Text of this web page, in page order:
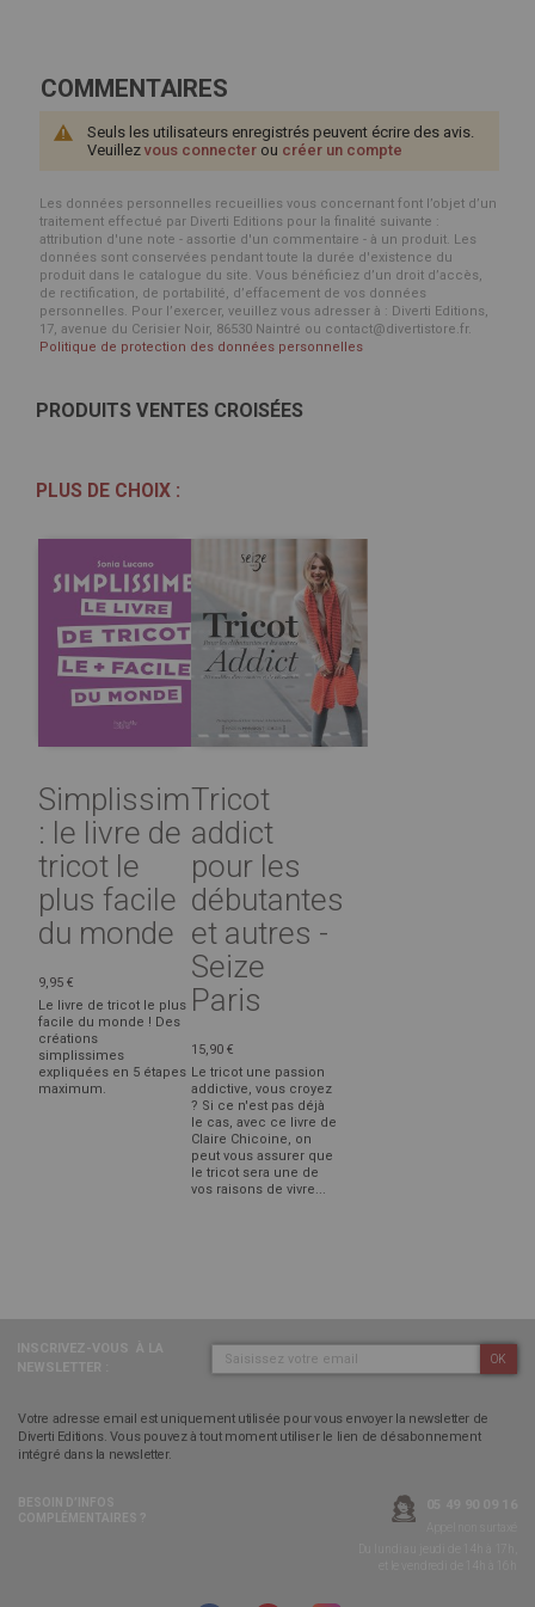
COMMENTAIRES
Seuls les utilisateurs enregistrés peuvent écrire des avis.
Veuillez vous connecter ou créer un compte
Les données personnelles recueillies vous concernant font l’objet d’un
traitement effectué par Diverti Editions pour la finalité suivante :
attribution d'une note - assortie d'un commentaire - à un produit. Les
données sont conservées pendant toute la durée d'existence du
produit dans le catalogue du site. Vous bénéficiez d’un droit d’accès,
de rectification, de portabilité, d’effacement de vos données
personnelles. Pour l’exercer, veuillez vous adresser à : Diverti Editions,
17, avenue du Cerisier Noir, 86530 Naintré ou contact@divertistore.fr.
Politique de protection des données personnelles
PRODUITS VENTES CROISÉES
PLUS DE CHOIX :
Simplissime
: le livre de
tricot le
plus facile
du monde
9,95 €
Le livre de tricot le plus
facile du monde ! Des
créations
simplissimes
expliquées en 5 étapes
maximum.
Tricot
addict
pour les
débutantes
et autres -
Seize
Paris
15,90 €
Le tricot une passion
addictive, vous croyez
? Si ce n'est pas déjà
le cas, avec ce livre de
Claire Chicoine, on
peut vous assurer que
le tricot sera une de
vos raisons de vivre...
OK
Votre adresse email est uniquement utilisée pour vous envoyer la newsletter de
Diverti Editions. Vous pouvez à tout moment utiliser le lien de désabonnement
intégré dans la newsletter.